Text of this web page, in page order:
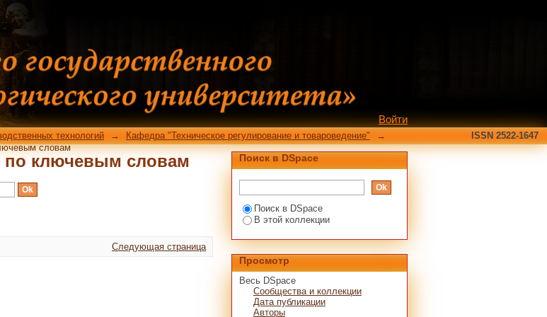
ключевым словам
Войти
технологий → Кафедра "Техническое регулирование и товароведение"
→
словам
ISSN 2522-1647
ключевым словам
Следующая страница
Поиск в DSpace
Поиск в DSpace
В этой коллекции
Просмотр
Весь DSpace
Сообщества и коллекции
Дата публикации
Авторы